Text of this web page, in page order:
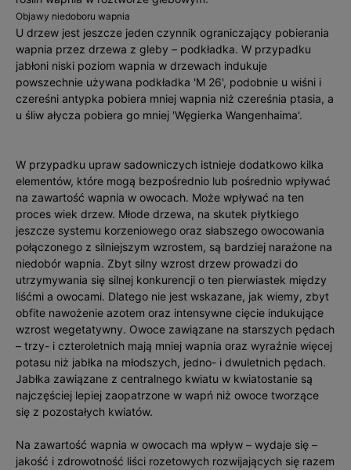
Objawy niedoboru wapnia
U drzew jest jeszcze jeden czynnik ograniczający pobierania
wapnia przez drzewa z gleby – podkładka. W przypadku
jabłoni niski poziom wapnia w drzewach indukuje
powszechnie używana podkładka 'M 26', podobnie u wiśni i
czereśni antypka pobiera mniej wapnia niż czereśnia ptasia, a
u śliw ałycza pobiera go mniej 'Węgierka Wangenhaima'.
W przypadku upraw sadowniczych istnieje dodatkowo kilka
elementów, które mogą bezpośrednio lub pośrednio wpływać
na zawartość wapnia w owocach. Może wpływać na ten
proces wiek drzew. Młode drzewa, na skutek płytkiego
jeszcze systemu korzeniowego oraz słabszego owocowania
połączonego z silniejszym wzrostem, są bardziej narażone na
niedobór wapnia. Zbyt silny wzrost drzew prowadzi do
utrzymywania się silnej konkurencji o ten pierwiastek między
liśćmi a owocami. Dlatego nie jest wskazane, jak wiemy, zbyt
obfite nawożenie azotem oraz intensywne cięcie indukujące
wzrost wegetatywny. Owoce zawiązane na starszych pędach
– trzy- i czteroletnich mają mniej wapnia oraz wyraźnie więcej
potasu niż jabłka na młodszych, jedno- i dwuletnich pędach.
Jabłka zawiązane z centralnego kwiatu w kwiatostanie są
najczęściej lepiej zaopatrzone w wapń niż owoce tworzące
się z pozostałych kwiatów.
Na zawartość wapnia w owocach ma wpływ – wydaje się –
jakość i zdrowotność liści rozetowych rozwijających się razem